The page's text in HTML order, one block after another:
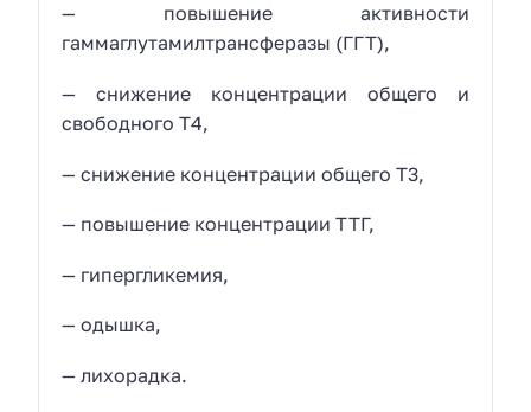
— повышение активности
гаммаглутамилтрансферазы (ГГТ),
— снижение концентрации общего и
свободного Т4,
— снижение концентрации общего Т3,
— повышение концентрации ТТГ,
— гипергликемия,
— одышка,
— лихорадка.